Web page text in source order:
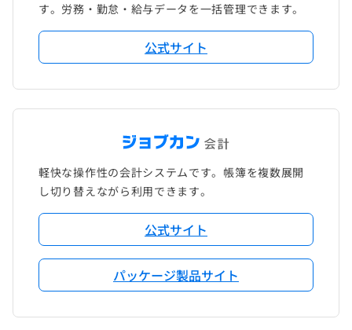
す。労務・勤怠・給与データを一括管理できます。
公式サイト
軽快な操作性の会計システムです。帳簿を複数展開
し切り替えながら利用できます。
公式サイト
パッケージ製品サイト